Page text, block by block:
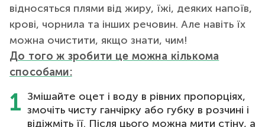
відносяться плями від жиру, їжі, деяких напоїв,
крові, чорнила та інших речовин. Але навіть їх
можна очистити, якщо знати, чим!
До того ж зробити це можна кількома
способами:
Змішайте оцет і воду в рівних пропорціях,
змочіть чисту ганчірку або губку в розчині і
відіжміть її. Після цього можна мити стіну, а